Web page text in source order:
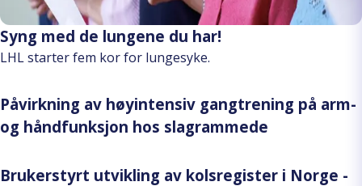
Syng med de lungene du har!
LHL starter fem kor for lungesyke.
Påvirkning av høyintensiv gangtrening på arm-
og håndfunksjon hos slagrammede
Brukerstyrt utvikling av kolsregister i Norge -